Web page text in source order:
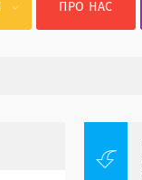
ПРО НАС